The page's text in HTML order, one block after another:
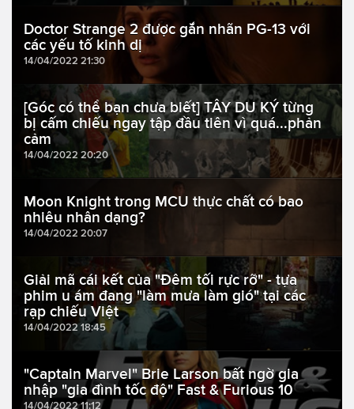
Doctor Strange 2 được gắn nhãn PG-13 với
các yếu tố kinh dị
14/04/2022 21:30
[Góc có thể bạn chưa biết] TÂY DU KÝ từng
bị cấm chiếu ngay tập đầu tiên vì quá...phản
cảm
14/04/2022 20:20
Moon Knight trong MCU thực chất có bao
nhiêu nhân dạng?
14/04/2022 20:07
Giải mã cái kết của "Đêm tối rực rỡ" - tựa
phim u ám đang "làm mưa làm gió" tại các
rạp chiếu Việt
14/04/2022 18:45
"Captain Marvel" Brie Larson bất ngờ gia
nhập "gia đình tốc độ" Fast & Furious 10
14/04/2022 11:12